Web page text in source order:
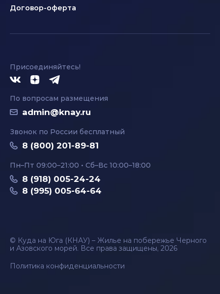
Договор-оферта
Присоединяйтесь!
По вопросам размещения
admin@knay.ru
Звонок по России бесплатный
8 (800) 201-89-81
Пн–Пт 09:00–21:00 • Сб–Вс 10:00–18:00
8 (918) 005-24-24
8 (995) 005-64-64
© Куда на Юга (КНАУ) – Жилье на побережье Черного
и Азовского морей. Все права защищены, 2026
Политика конфиденциальности